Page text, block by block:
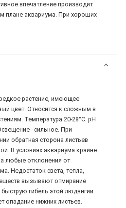
впечатление производит
плане аквариума. При хороших
растение, имеющее
цвет. Относится к сложным в
Температура 20-28°C. рН
- сильное. При
обратная сторона листьев
В условиях аквариума крайне
любые отклонения от
Недостаток света, тепла,
вызывают отмирание
гибель этой людвигии.
опадание нижних листьев.